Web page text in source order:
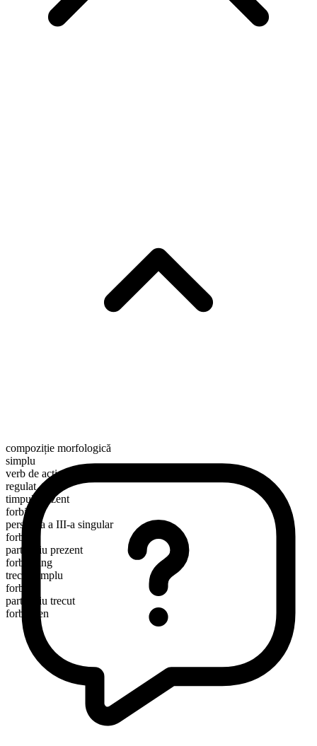
compoziție morfologică
simplu
verb de acțiune
regulat
timpul prezent
forbid
persoana a III-a singular
forbids
participiu prezent
forbidding
trecut simplu
forbade
participiu trecut
forbidden